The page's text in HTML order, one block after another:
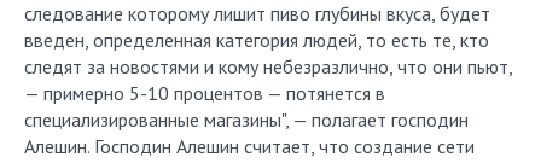
следование которому лишит пиво глубины вкуса, будет
введен, определенная категория людей, то есть те, кто
следят за новостями и кому небезразлично, что они пьют,
— примерно 5-10 процентов — потянется в
специализированные магазины", — полагает господин
Алешин. Господин Алешин считает, что создание сети